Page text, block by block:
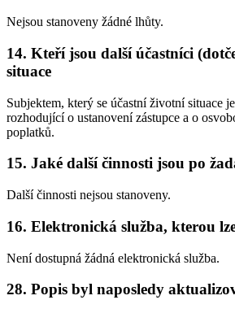
Nejsou stanoveny žádné lhůty.
14. Kteří jsou další účastníci
situace
Subjektem, který se účastní životní situace
rozhodující o ustanovení zástupce a o
poplatků.
15. Jaké další činnosti jsou po
Další činnosti nejsou stanoveny.
16. Elektronická služba, kterou
Není dostupná žádná elektronická služba.
28. Popis byl naposledy